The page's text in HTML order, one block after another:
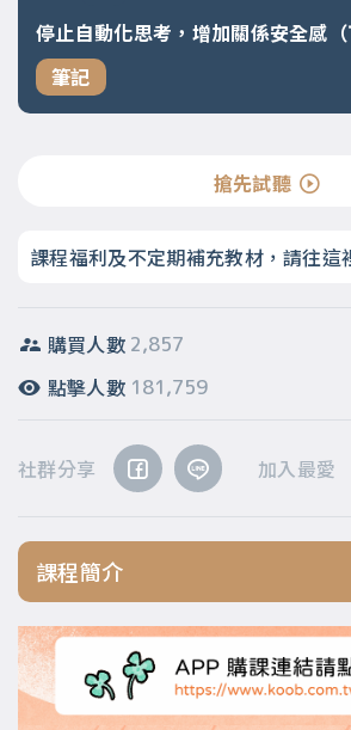
停止自動化思考，增加關係安全感（
筆記
搶先試聽
課程福利及不定期補充教材，請往這
購買人數 2,857
點擊人數 181,759
社群分享 加入最愛
課程簡介